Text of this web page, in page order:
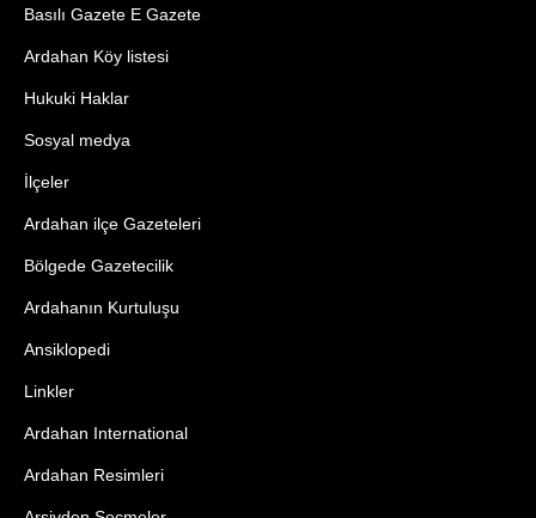
Basılı Gazete E Gazete
Ardahan Köy listesi
Hukuki Haklar
Sosyal medya
İlçeler
Ardahan ilçe Gazeteleri
Bölgede Gazetecilik
Ardahanın Kurtuluşu
Ansiklopedi
Linkler
Ardahan International
Ardahan Resimleri